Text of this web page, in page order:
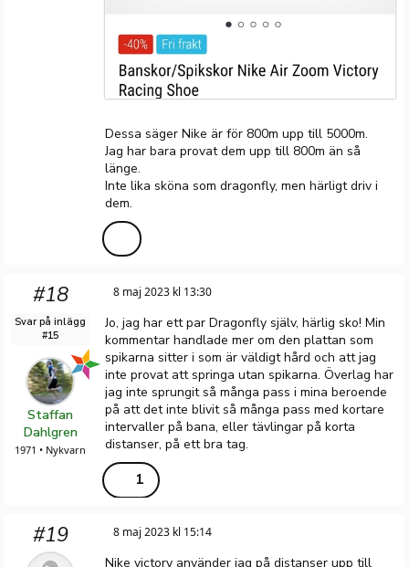
Dessa säger Nike är för 800m upp till 5000m.
Jag har bara provat dem upp till 800m än så
länge.
Inte lika sköna som dragonfly, men härligt driv i
dem.
#18
Svar på inlägg
#15
Staffan
Dahlgren
1971 • Nykvarn
8 maj 2023 kl 13:30
Jo, jag har ett par Dragonfly själv, härlig sko! Min
kommentar handlade mer om den plattan som
spikarna sitter i som är väldigt hård och att jag
inte provat att springa utan spikarna. Överlag har
jag inte sprungit så många pass i mina beroende
på att det inte blivit så många pass med kortare
intervaller på bana, eller tävlingar på korta
distanser, på ett bra tag.
1
#19 8 maj 2023 kl 15:14
Nike victory använder jag på distanser upp till